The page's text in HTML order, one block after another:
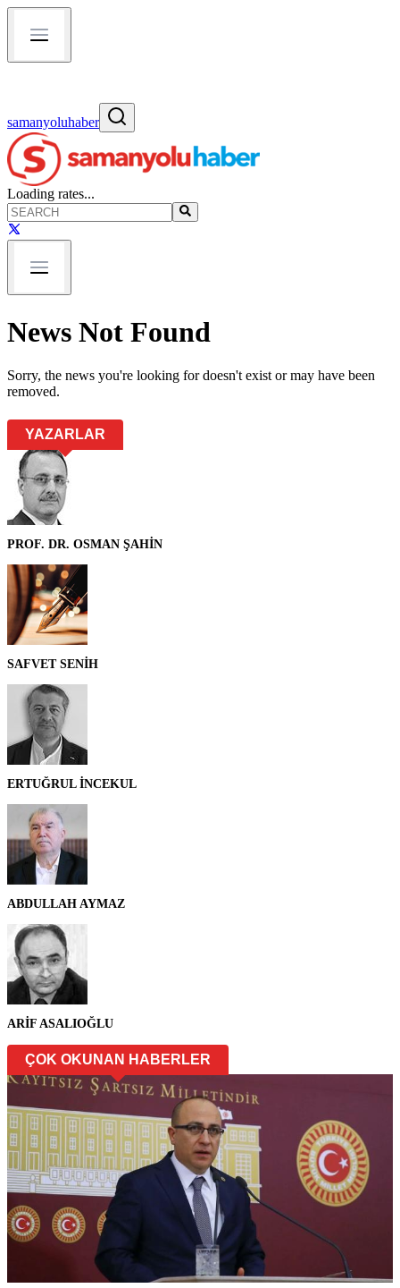
samanyoluhaber
Loading rates...
News Not Found
Sorry, the news you're looking for doesn't exist or may have been
removed.
YAZARLAR
PROF. DR. OSMAN ŞAHİN
SAFVET SENİH
ERTUĞRUL İNCEKUL
ABDULLAH AYMAZ
ARİF ASALIOĞLU
ÇOK OKUNAN HABERLER